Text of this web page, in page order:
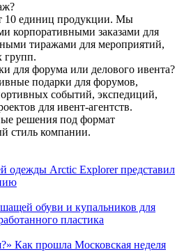
10 единиц продукции. Мы
корпоративными заказами для
тиражами для мероприятий,
групп.
для форума или делового ивента?
подарки для форумов,
событий, экспедиций,
для ивент-агентств.
решения под формат
стиль компании.
одежды Arctic Explorer представил
обуви и купальников для
пластика
Как прошла Московская неделя